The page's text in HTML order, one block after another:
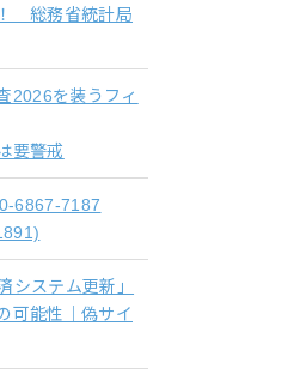
総務省統計局
2026を装うフィ
要警戒
6867-7187
システム更新」
可能性｜偽サイ